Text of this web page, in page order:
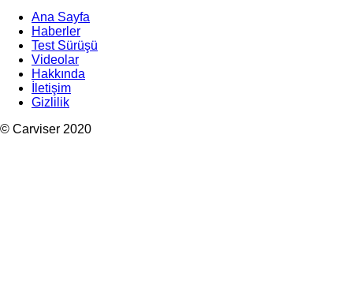
Ana Sayfa
Haberler
Test Sürüşü
Videolar
Hakkında
İletişim
Gizlilik
© Carviser 2020